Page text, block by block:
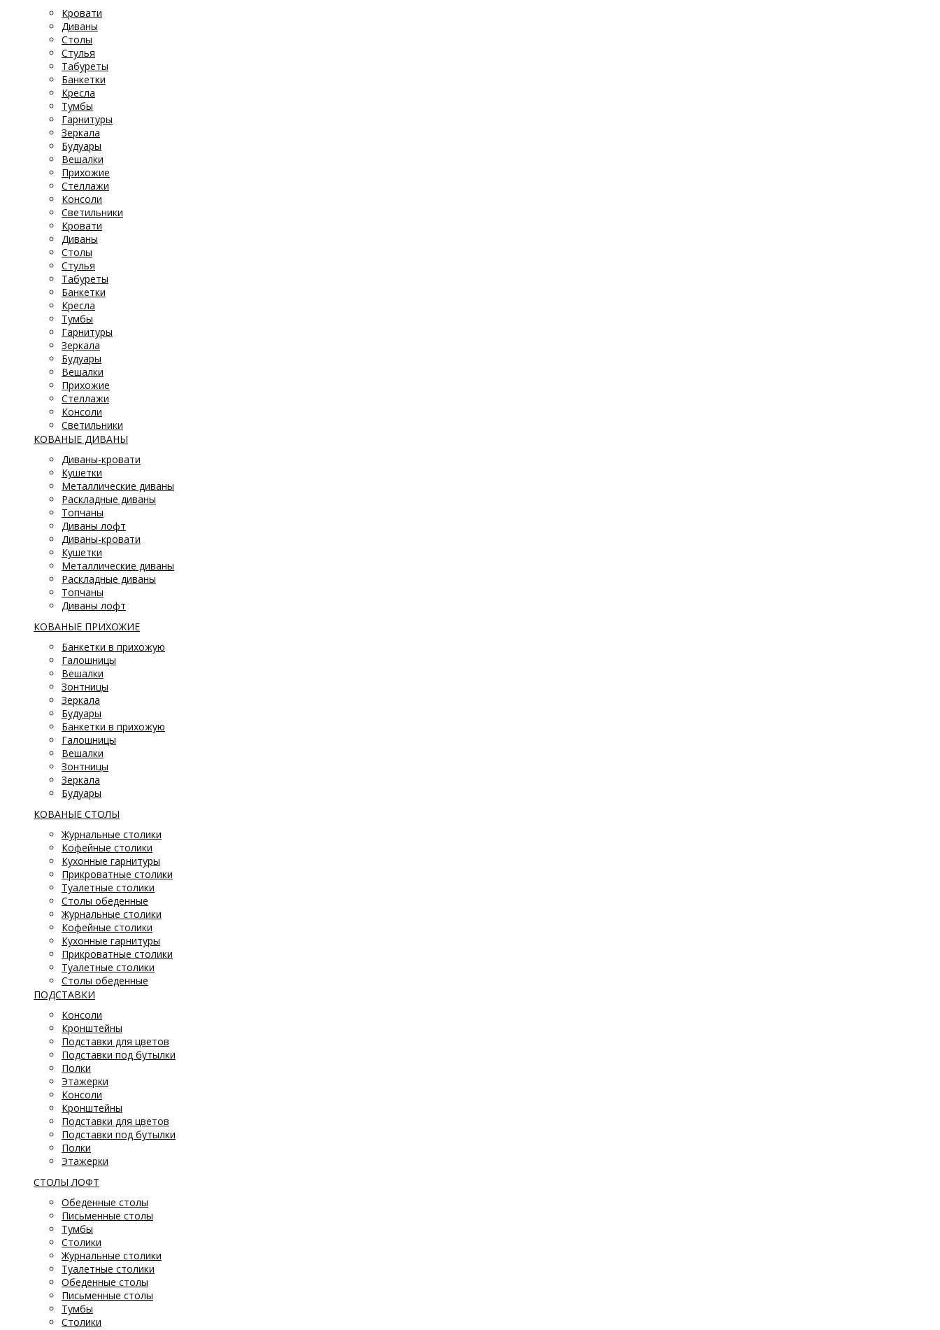
Кровати
Диваны
Столы
Стулья
Табуреты
Банкетки
Кресла
Тумбы
Гарнитуры
Зеркала
Будуары
Вешалки
Прихожие
Стеллажи
Консоли
Светильники
Кровати
Диваны
Столы
Стулья
Табуреты
Банкетки
Кресла
Тумбы
Гарнитуры
Зеркала
Будуары
Вешалки
Прихожие
Стеллажи
Консоли
Светильники
КОВАНЫЕ ДИВАНЫ
Диваны-кровати
Кушетки
Металлические диваны
Раскладные диваны
Топчаны
Диваны лофт
Диваны-кровати
Кушетки
Металлические диваны
Раскладные диваны
Топчаны
Диваны лофт
КОВАНЫЕ ПРИХОЖИЕ
Банкетки в прихожую
Галошницы
Вешалки
Зонтницы
Зеркала
Будуары
Банкетки в прихожую
Галошницы
Вешалки
Зонтницы
Зеркала
Будуары
КОВАНЫЕ СТОЛЫ
Журнальные столики
Кофейные столики
Кухонные гарнитуры
Прикроватные столики
Туалетные столики
Столы обеденные
Журнальные столики
Кофейные столики
Кухонные гарнитуры
Прикроватные столики
Туалетные столики
Столы обеденные
ПОДСТАВКИ
Консоли
Кронштейны
Подставки для цветов
Подставки под бутылки
Полки
Этажерки
Консоли
Кронштейны
Подставки для цветов
Подставки под бутылки
Полки
Этажерки
СТОЛЫ ЛОФТ
Обеденные столы
Письменные столы
Тумбы
Столики
Журнальные столики
Туалетные столики
Обеденные столы
Письменные столы
Тумбы
Столики